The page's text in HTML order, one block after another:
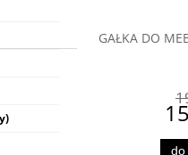
MODERN
GAŁKA DO
do